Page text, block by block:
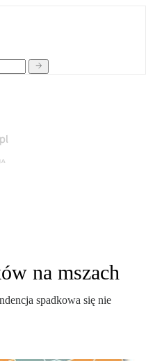
na mszach
spadkowa się nie